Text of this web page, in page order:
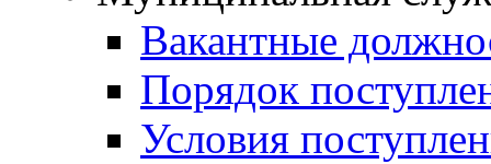
Вакантные
Порядок
Условия